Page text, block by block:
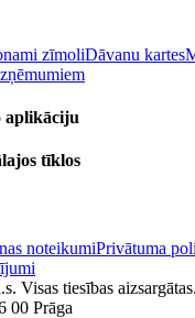
zīmoliDāvanu kartes
aplikāciju
tīklos
noteikumiPrivātuma
Visas tiesības aizsargātas.
00 Prāga